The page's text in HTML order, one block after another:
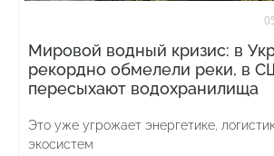
Мировой водный кризис: в
рекордно обмелели реки, в
пересыхают водохранилища
Это уже угрожает энергетике,
экосистем